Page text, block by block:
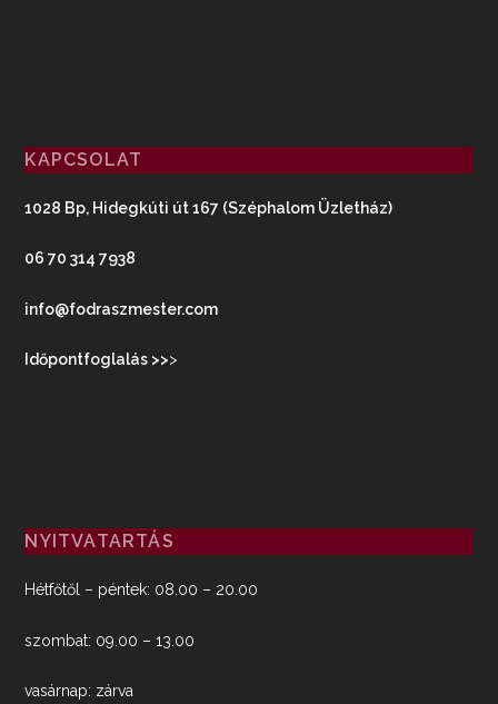
KAPCSOLAT
1028 Bp, Hidegkúti út 167 (Széphalom Üzletház)
06 70 314 7938
info@fodraszmester.com
Időpontfoglalás >>>
NYITVATARTÁS
Hétfőtől – péntek: 08.00 – 20.00
szombat: 09.00 – 13.00
vasárnap: zárva